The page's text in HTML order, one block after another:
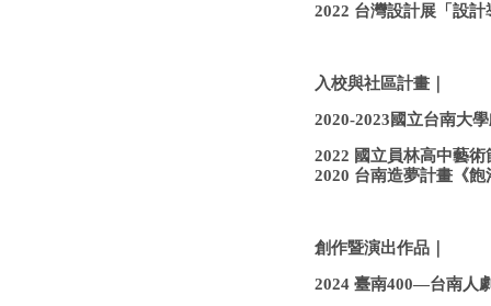
2022 台灣設計展「設
入校與社區計畫｜
2020-2023國立台南大
2022 國立員林高中藝
2020 台南造夢計畫《
創作暨演出作品｜
2024 臺南400—台南人